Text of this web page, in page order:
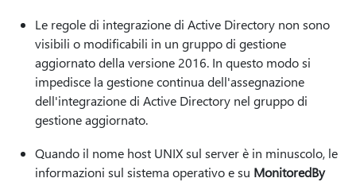
Le regole di integrazione di Active Directory non sono
visibili o modificabili in un gruppo di gestione
aggiornato della versione 2016. In questo modo si
impedisce la gestione continua dell'assegnazione
dell'integrazione di Active Directory nel gruppo di
gestione aggiornato.
Quando il nome host UNIX sul server è in minuscolo, le
informazioni sul sistema operativo e su MonitoredBy